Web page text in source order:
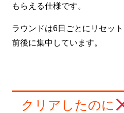
もらえる仕様です。
ラウンドは6日ごとにリセッ
前後に集中しています。
クリアしたのに